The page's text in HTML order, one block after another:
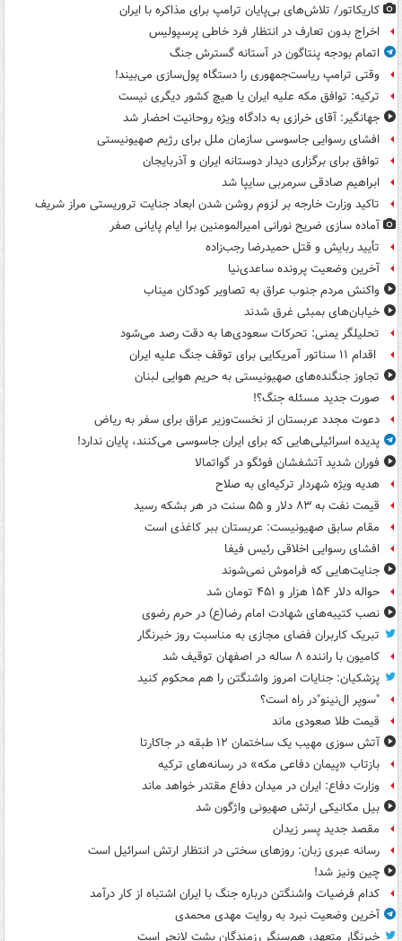
کاریکاتور/ تلاش‌های بی‌پایان ترامپ برای مذاکره با ایران
اخراج بدون تعارف در انتظار فرد خاطی پرسپولیس
اتمام بودجه پنتاگون در آستانه گسترش جنگ
وقتی ترامپ ریاست‌جمهوری را دستگاه پول‌سازی می‌بیند!
ترکیه: توافق مکه علیه ایران یا هیچ کشور دیگری نیست
جهانگیر: آقای خرازی به دادگاه ویژه روحانیت احضار شد
افشای رسوایی جاسوسی سازمان ملل برای رژیم صهیونیستی
توافق برای برگزاری دیدار دوستانه ایران و آذربایجان
ابراهیم صادقی سرمربی سایپا شد
تاکید وزارت خارجه بر لزوم روشن شدن ابعاد جنایت تروریستی مراز شریف
آماده سازی ضریح نورانی امیرالمومنین برا ایام پایانی صفر
تأیید ربایش و قتل حمیدرضا رجب‌زاده
آخرین وضعیت پرونده ساعدی‌نیا
واکنش مردم جنوب عراق به تصاویر کودکان میناب
خیابان‌های بمبئی غرق شدند
تحلیلگر یمنی: تحرکات سعودی‌ها به دقت رصد می‌شود
اقدام ۱۱ سناتور آمریکایی برای توقف جنگ علیه ایران
تجاوز جنگنده‌های صهیونیستی به حریم هوایی لبنان
صورت جدید مسئله جنگ؟!
دعوت مجدد عربستان از نخست‌وزیر عراق برای سفر به ریاض
پدیده اسرائیلی‌هایی که برای ایران جاسوسی می‌کنند، پایان ندارد!
فوران شدید آتشفشان فوئگو در گواتمالا
هدیه ویژه شهردار ترکیه‌ای به صلاح
قیمت نفت به ۸۳ دلار و ۵۵ سنت در هر بشکه رسید
مقام سابق صهیونیست: عربستان ببر کاغذی است
افشای رسوایی اخلاقی رئیس فیفا
جنایت‌هایی که فراموش نمی‌شوند
حواله دلار ۱۵۴ هزار و ۴۵۱ تومان شد
نصب کتیبه‌های شهادت امام رضا(ع) در حرم رضوی
تبریک کاربران فضای مجازی به مناسبت روز خبرنگار
کامیون با راننده ۸ ساله در اصفهان توقیف شد
پزشکیان: جنایات امروز واشنگتن را هم محکوم کنید
"سوپر ال‌نینو"در راه است؟
قیمت طلا صعودی ماند
آتش سوزی مهیب یک ساختمان ۱۲ طبقه در جاکارتا
بازتاب «پیمان دفاعی مکه» در رسانه‌های ترکیه
وزارت دفاع: ایران در میدان دفاع مقتدر خواهد ماند
بیل مکانیکی ارتش صهیونی واژگون شد
مقصد جدید پسر زیدان
رسانه عبری زبان: روزهای سختی در انتظار ارتش اسرائیل است
چین ونیز شد!
کدام فرضیات واشنگتن درباره جنگ با ایران اشتباه از کار درآمد
آخرین وضعیت نبرد به روایت مهدی محمدی
خبرنگار متعهد، هم‌سنگر رزمندگان پشت لانچر است